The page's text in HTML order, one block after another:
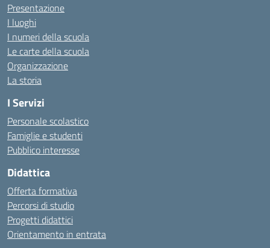
Presentazione
I luoghi
I numeri della scuola
Le carte della scuola
Organizzazione
La storia
I Servizi
Personale scolastico
Famiglie e studenti
Pubblico interesse
Didattica
Offerta formativa
Percorsi di studio
Progetti didattici
Orientamento in entrata